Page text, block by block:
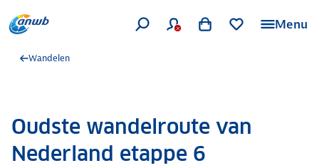
Menu
Wandelen
Oudste wandelroute van
Nederland etappe 6